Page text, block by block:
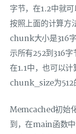
字节，在1.2中就
按照上面的计算
chunk大小是316
示所有252到316
在1.1中，也可以
chunk_size为512
Memcached初始
到，在main函数